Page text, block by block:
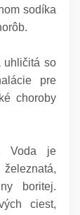
sodíka
uhličitá so
pre
choroby
Voda je
boritej.
ciest,